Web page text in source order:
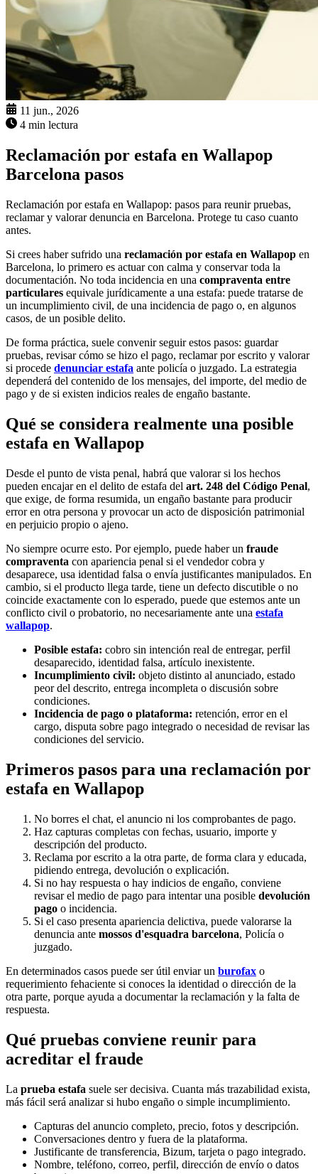
11 jun., 2026
4 min lectura
Reclamación por estafa en Wallapop
Barcelona pasos
Reclamación por estafa en Wallapop: pasos para reunir pruebas,
reclamar y valorar denuncia en Barcelona. Protege tu caso cuanto
antes.
Si crees haber sufrido una reclamación por estafa en Wallapop en
Barcelona, lo primero es actuar con calma y conservar toda la
documentación. No toda incidencia en una compraventa entre
particulares equivale jurídicamente a una estafa: puede tratarse de
un incumplimiento civil, de una incidencia de pago o, en algunos
casos, de un posible delito.
De forma práctica, suele convenir seguir estos pasos: guardar
pruebas, revisar cómo se hizo el pago, reclamar por escrito y valorar
si procede denunciar estafa ante policía o juzgado. La estrategia
dependerá del contenido de los mensajes, del importe, del medio de
pago y de si existen indicios reales de engaño bastante.
Qué se considera realmente una posible
estafa en Wallapop
Desde el punto de vista penal, habrá que valorar si los hechos
pueden encajar en el delito de estafa del art. 248 del Código Penal,
que exige, de forma resumida, un engaño bastante para producir
error en otra persona y provocar un acto de disposición patrimonial
en perjuicio propio o ajeno.
No siempre ocurre esto. Por ejemplo, puede haber un fraude
compraventa con apariencia penal si el vendedor cobra y
desaparece, usa identidad falsa o envía justificantes manipulados. En
cambio, si el producto llega tarde, tiene un defecto discutible o no
coincide exactamente con lo esperado, puede que estemos ante un
conflicto civil o probatorio, no necesariamente ante una estafa
wallapop.
Posible estafa: cobro sin intención real de entregar, perfil
desaparecido, identidad falsa, artículo inexistente.
Incumplimiento civil: objeto distinto al anunciado, estado
peor del descrito, entrega incompleta o discusión sobre
condiciones.
Incidencia de pago o plataforma: retención, error en el
cargo, disputa sobre pago integrado o necesidad de revisar las
condiciones del servicio.
Primeros pasos para una reclamación por
estafa en Wallapop
No borres el chat, el anuncio ni los comprobantes de pago.
Haz capturas completas con fechas, usuario, importe y
descripción del producto.
Reclama por escrito a la otra parte, de forma clara y educada,
pidiendo entrega, devolución o explicación.
Si no hay respuesta o hay indicios de engaño, conviene
revisar el medio de pago para intentar una posible devolución
pago o incidencia.
Si el caso presenta apariencia delictiva, puede valorarse la
denuncia ante mossos d'esquadra barcelona, Policía o
juzgado.
En determinados casos puede ser útil enviar un burofax o
requerimiento fehaciente si conoces la identidad o dirección de la
otra parte, porque ayuda a documentar la reclamación y la falta de
respuesta.
Qué pruebas conviene reunir para
acreditar el fraude
La prueba estafa suele ser decisiva. Cuanta más trazabilidad exista,
más fácil será analizar si hubo engaño o simple incumplimiento.
Capturas del anuncio completo, precio, fotos y descripción.
Conversaciones dentro y fuera de la plataforma.
Justificante de transferencia, Bizum, tarjeta o pago integrado.
Nombre, teléfono, correo, perfil, dirección de envío o datos